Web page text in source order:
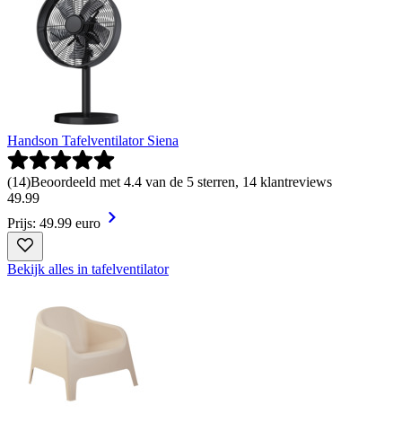
Handson Tafelventilator Siena
(14)Beoordeeld met 4.4 van de 5 sterren, 14 klantreviews
49.99
Prijs: 49.99 euro
Bekijk alles in tafelventilator